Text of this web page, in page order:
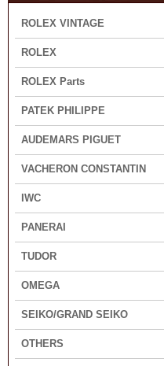
ROLEX VINTAGE
ROLEX
ROLEX Parts
PATEK PHILIPPE
AUDEMARS PIGUET
VACHERON CONSTANTIN
IWC
PANERAI
TUDOR
OMEGA
SEIKO/GRAND SEIKO
OTHERS